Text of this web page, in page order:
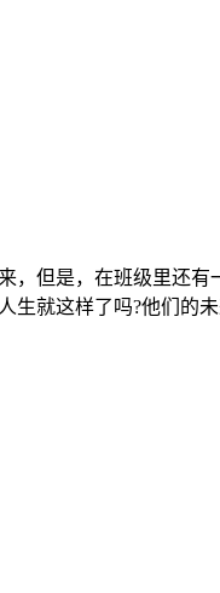
但是，在班级里还
就这样了吗?他们的